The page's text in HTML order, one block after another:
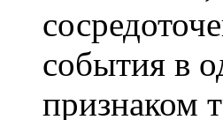
события в
признаком